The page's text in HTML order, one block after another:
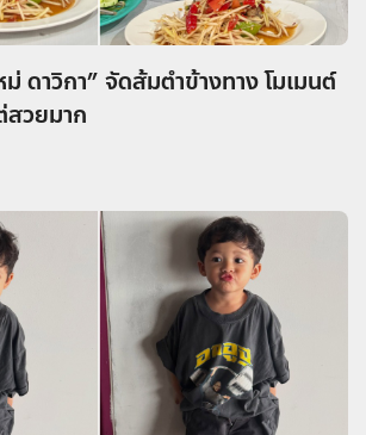
ดาวิกา” จัดส้มตำข้างทาง โมเมนต์
วยมาก